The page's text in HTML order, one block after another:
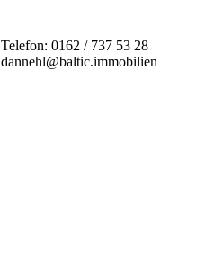
Telefon: 0162 / 737 53 28
dannehl@baltic.immobilien